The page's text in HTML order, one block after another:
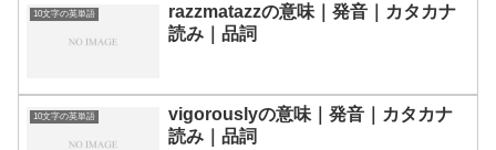
10文字の英単語
razzmatazzの意味｜発音｜カタカナ
読み｜品詞
10文字の英単語
vigorouslyの意味｜発音｜カタカナ
読み｜品詞